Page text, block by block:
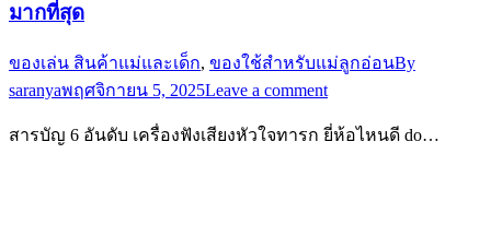
มากที่สุด
ของเล่น สินค้าแม่และเด็ก, ของใช้สำหรับแม่ลูกอ่อนBy
saranyaพฤศจิกายน 5, 2025Leave a comment
สารบัญ 6 อันดับ เครื่องฟังเสียงหัวใจทารก ยี่ห้อไหนดี do…